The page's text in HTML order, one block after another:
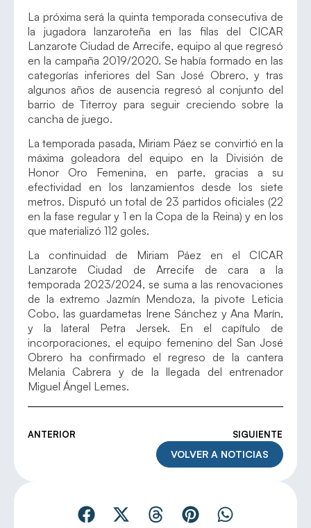
La próxima será la quinta temporada consecutiva de
la jugadora lanzaroteña en las filas del CICAR
Lanzarote Ciudad de Arrecife, equipo al que regresó
en la campaña 2019/2020. Se había formado en las
categorías inferiores del San José Obrero, y tras
algunos años de ausencia regresó al conjunto del
barrio de Titerroy para seguir creciendo sobre la
cancha de juego.
La temporada pasada, Miriam Páez se convirtió en la
máxima goleadora del equipo en la División de
Honor Oro Femenina, en parte, gracias a su
efectividad en los lanzamientos desde los siete
metros. Disputó un total de 23 partidos oficiales (22
en la fase regular y 1 en la Copa de la Reina) y en los
que materializó 112 goles.
La continuidad de Miriam Páez en el CICAR
Lanzarote Ciudad de Arrecife de cara a la
temporada 2023/2024, se suma a las renovaciones
de la extremo Jazmín Mendoza, la pivote Leticia
Cobo, las guardametas Irene Sánchez y Ana Marín,
y la lateral Petra Jersek. En el capítulo de
incorporaciones, el equipo femenino del San José
Obrero ha confirmado el regreso de la cantera
Melania Cabrera y de la llegada del entrenador
Miguel Ángel Lemes.
ANTERIOR SIGUIENTE
VOLVER A NOTICIAS